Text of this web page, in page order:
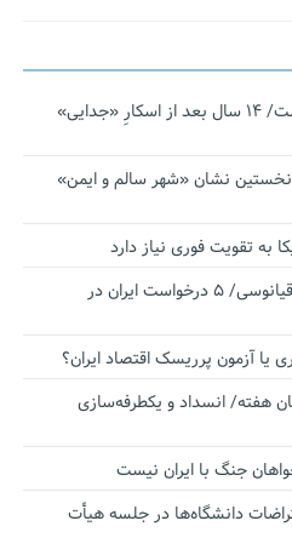
نجات‌دهنده‌ همچنان در آیینه است/ ۱۴ سال بعد از اسکارِ «جدایی»
نشان «شهر سالم و ایمن»
تقویت فوری نیاز دارد
اقتدار ناوگروه ۱۰۳ در مأموریت‌ اقیانوسی/ ۵ درخواست ایران در
یا آزمون پرریسک اقتصاد ایران؟
هفته/ انسداد و یکطرفه‌سازی
جنگ با ایران نیست
دانشگاه‌ها در جلسه هیأت